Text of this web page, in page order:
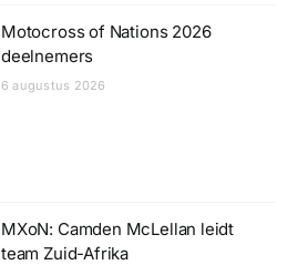
Motocross of Nations 2026
deelnemers
6 augustus 2026
MXoN: Camden McLellan leidt
team Zuid-Afrika